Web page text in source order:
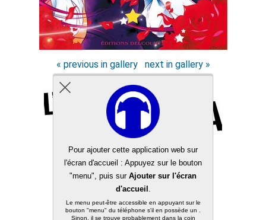
« previous in gallery next in gallery »